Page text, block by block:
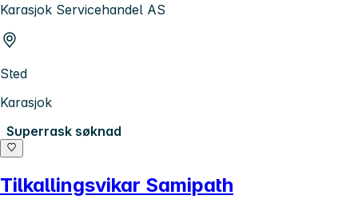
Karasjok Servicehandel AS
Sted
Karasjok
Superrask søknad
Tilkallingsvikar Samipath